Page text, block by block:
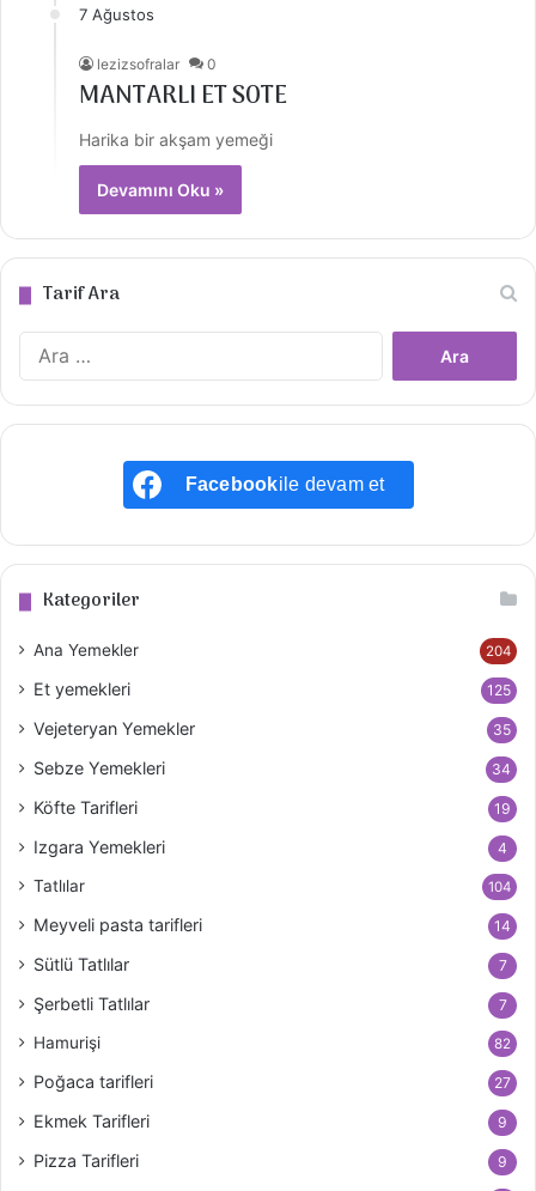
7 Ağustos
lezizsofralar 0
MANTARLI ET SOTE
Harika bir akşam yemeği
Devamını Oku »
Tarif Ara
Facebookile devam et
Kategoriler
Ana Yemekler 204
Et yemekleri 125
Vejeteryan Yemekler 35
Sebze Yemekleri 34
Köfte Tarifleri 19
Izgara Yemekleri 4
Tatlılar 104
Meyveli pasta tarifleri 14
Sütlü Tatlılar 7
Şerbetli Tatlılar 7
Hamurişi 82
Poğaca tarifleri 27
Ekmek Tarifleri 9
Pizza Tarifleri 9